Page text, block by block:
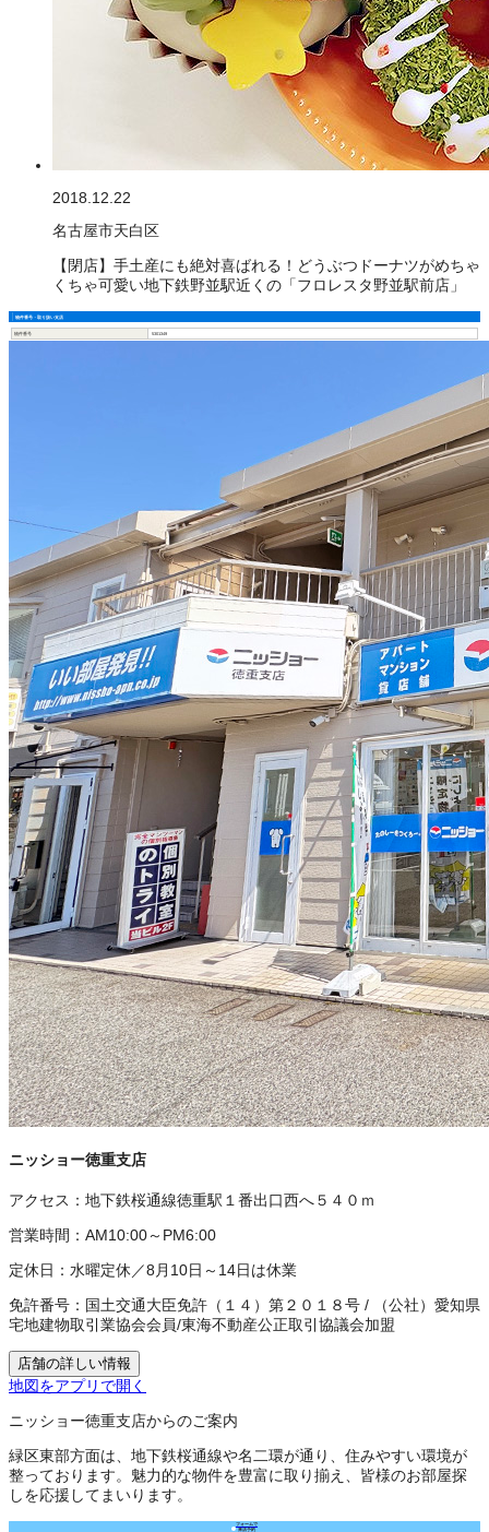
2018.12.22
名古屋市天白区
【閉店】手土産にも絶対喜ばれる！どうぶつドーナツがめちゃ
くちゃ可愛い地下鉄野並駅近くの「フロレスタ野並駅前店」
物件番号・取り扱い支店
物件番号 5301349
ニッショー徳重支店
アクセス： 地下鉄桜通線徳重駅１番出口西へ５４０ｍ
営業時間： AM10:00～PM6:00
定休日： 水曜定休／8月10日～14日は休業
免許番号： 国土交通大臣免許（１４）第２０１８号 /
（公社）愛知県
宅地建物取引業協会会員/東海不動産公正取引協議会加盟
店舗の詳しい情報
地図をアプリで開く
ニッショー徳重支店からのご案内
緑区東部方面は、地下鉄桜通線や名二環が通り、住みやすい環境が
整っております。魅力的な物件を豊富に取り揃え、皆様のお部屋探
しを応援してまいります。
フォームで
来店予約